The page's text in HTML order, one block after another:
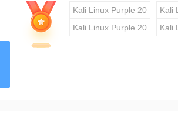
Kali Linux Purple 20
Kali
Kali Linux Purple 20
Kali